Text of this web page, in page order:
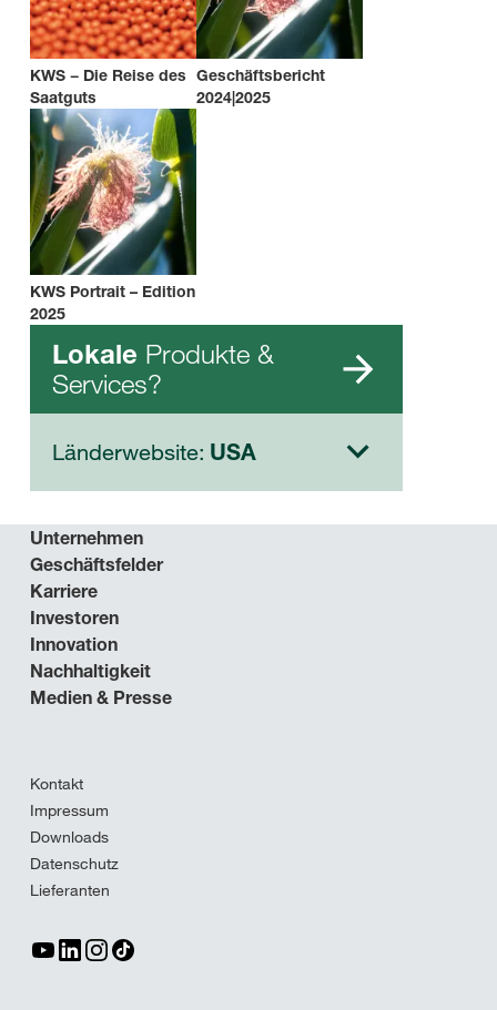
KWS − Die Reise des
Saatguts
Geschäftsbericht
2024|2025
KWS Portrait – Edition
2025
Lokale Produkte &
Services?
Länderwebsite: USA
Unternehmen
Geschäftsfelder
Karriere
Investoren
Innovation
Nachhaltigkeit
Medien & Presse
Kontakt
Impressum
Downloads
Datenschutz
Lieferanten